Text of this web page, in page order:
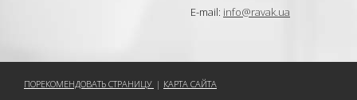
E-mail: info@ravak.ua
ПОРЕКОМЕНДОВАТЬ СТРАНИЦУ | КАРТА САЙТА